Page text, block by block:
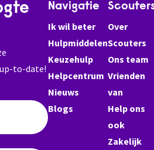
to-date!
Navigatie
Ik wil beter
Hulpmiddelen
Keuzehulp
Helpcentrum
Nieuws
Blogs
Over
Scouters
Ons team
Vrienden
van
Help ons
ook
Zakelijk